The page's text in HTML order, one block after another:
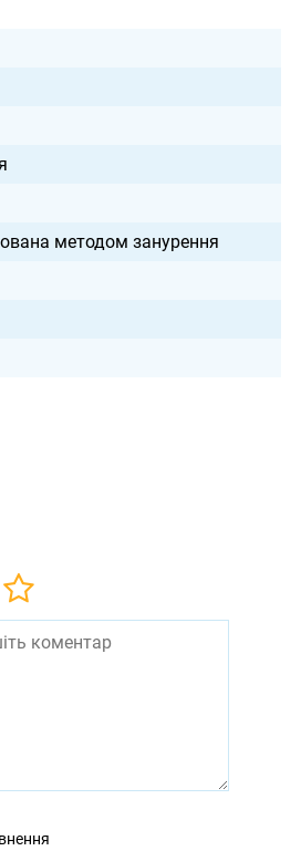
методом занурення